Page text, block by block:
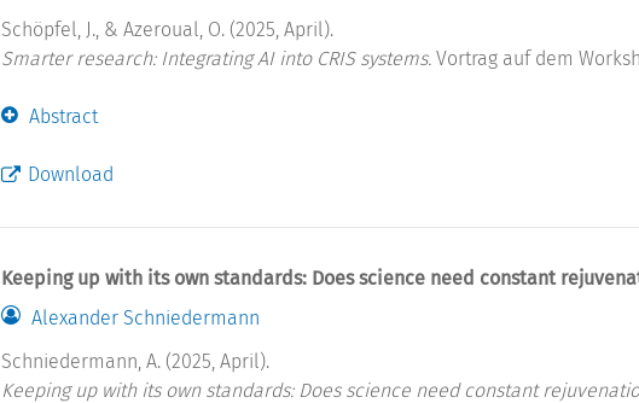
Schöpfel, J., & Azeroual, O. (2025, April).
Smarter research: Integrating AI into CRIS systems. Vortrag auf dem
Abstract
Download
Keeping up with its own standards: Does science need constant
Alexander Schniedermann
Schniedermann, A. (2025, April).
Keeping up with its own standards: Does science need constant